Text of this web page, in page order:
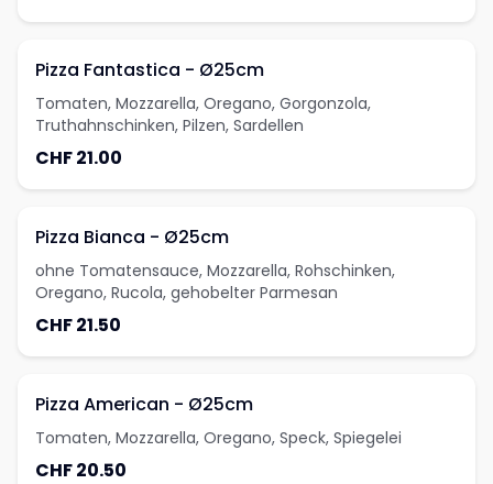
Pizza Fantastica - Ø25cm
Tomaten, Mozzarella, Oregano, Gorgonzola,
Truthahnschinken, Pilzen, Sardellen
CHF 21.00
Pizza Bianca - Ø25cm
ohne Tomatensauce, Mozzarella, Rohschinken,
Oregano, Rucola, gehobelter Parmesan
CHF 21.50
Pizza American - Ø25cm
Tomaten, Mozzarella, Oregano, Speck, Spiegelei
CHF 20.50